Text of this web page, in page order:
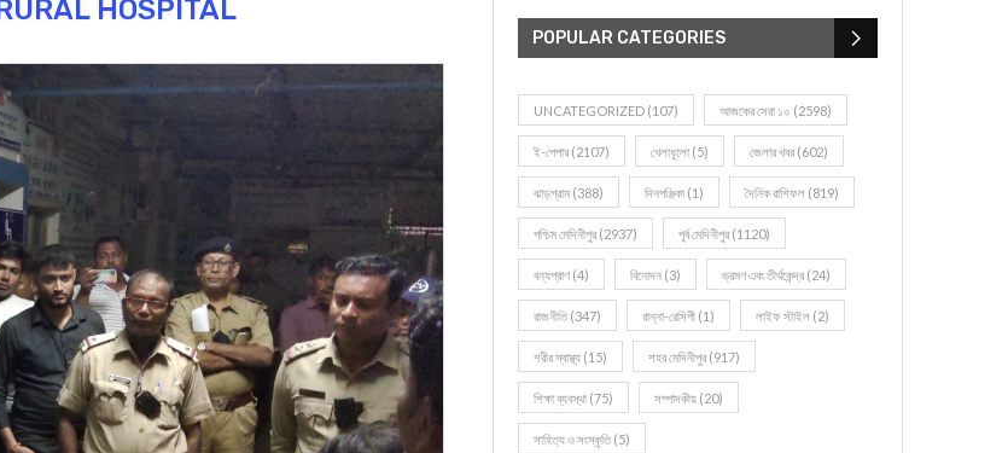
HOSPITAL
POPULAR CATEGORIES
UNCATEGORIZED (107) আজকের সেরা ১০ (2598)
ই-পেপার (2107) খেলাধূলো (5) জেলার খবর (602)
ঝাড়গ্রাম (388) দিনপঞ্জিকা (1) দৈনিক রাশিফল (819)
পশ্চিম মেদিনীপুর (2937) পূর্ব মেদিনীপুর (1120)
বন্যপ্রাণ (4) বিনোদন (3) ভ্রমণ এবং তীর্থকেন্দ্র (24)
রাজনীতি(347) রান্না-রেসিপী (1) লাইফ স্টাইল (2)
শরীর স্বাস্থ্য (15) শহর মেদিনীপুর (917)
শিক্ষা ব্যবস্থা (75) সম্পাদকীয় (20)
সাহিত্য ও সংস্কৃতি(5)